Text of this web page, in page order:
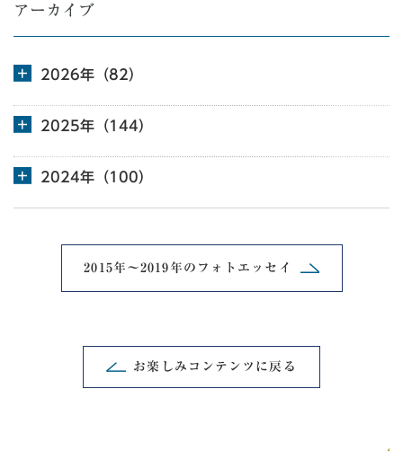
お楽しみコンテンツに戻る
アーカイブ
2026年（82）
2025年（144）
2024年（100）
2015年～2019年の フォトエッセイ